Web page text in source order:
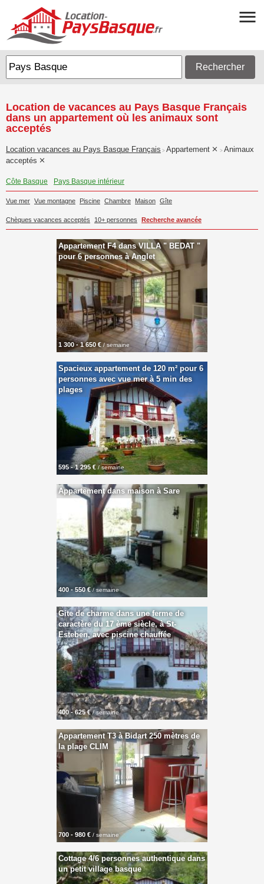
Rechercher
Location de vacances au Pays Basque Français
dans un appartement où les animaux sont
acceptés
Location vacances au Pays Basque Français > Appartement > Animaux
acceptés
Côte Basque Pays Basque intérieur
Vue mer Vue montagne Piscine Chambre Maison Gîte
Chèques vacances acceptés 10+ personnes Recherche avancée
Appartement F4 dans VILLA " BEDAT "
pour 6 personnes à Anglet
1 300 - 1 650 €/ semaine
Spacieux appartement de 120 m² pour 6
personnes avec vue mer à 5 min des
plages
595 - 1 295 € / semaine
Appartement dans maison à Sare
400 - 550 €/ semaine
Gite de charme dans une ferme de
caractère du 17 ème siècle, à St-
Esteben, avec piscine chauffée
400 - 625 €/ semaine
Appartement T3 à Bidart 250 mètres de
la plage CLIM
700 - 980 € / semaine
Cottage 4/6 personnes authentique dans
un petit village basque